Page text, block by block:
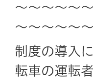
～～～～～
～～～～～
制度の導入
転車の運転